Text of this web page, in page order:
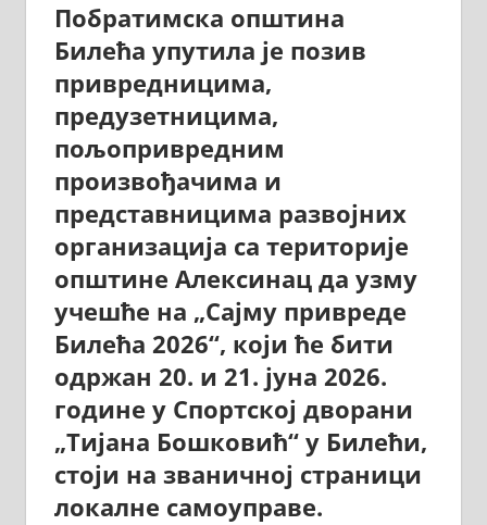
Побратимска општина
Билећа упутила је позив
привредницима,
предузетницима,
пољопривредним
произвођачима и
представницима развојних
организација са територије
општине Алексинац да узму
учешће на „Сајму привреде
Билећа 2026“, који ће бити
одржан 20. и 21. јуна 2026.
године у Спортској дворани
„Тијана Бошковић“ у Билећи,
стоји на званичној страници
локалне самоуправе.